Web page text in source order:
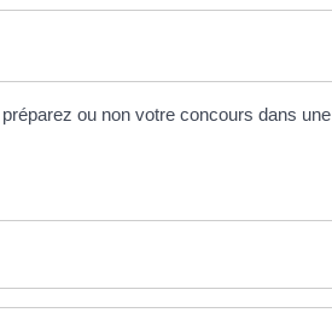
ou non votre concours dans une